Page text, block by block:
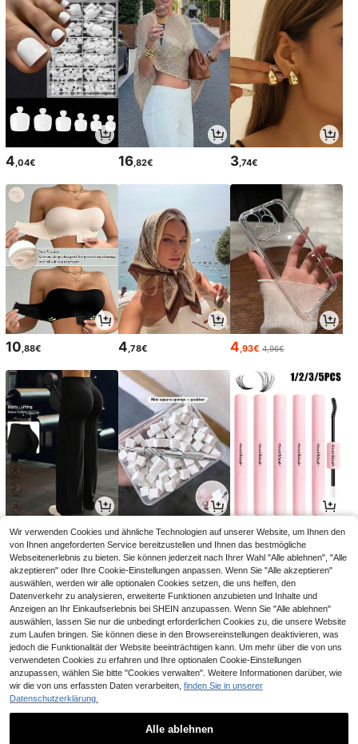
4 ,04€ 16,82€ 3 ,74€
10,88€ 4,78€ 4,93€ 4,96€
11,84€ 2,98€ 3,65€
12
Wir verwenden Cookies und ähnliche Technologien auf unserer Website, um Ihnen den
von Ihnen angeforderten Service bereitzustellen und Ihnen das bestmögliche
Webseitenerlebnis zu bieten. Sie können jederzeit nach Ihrer Wahl "Alle ablehnen", "Alle
akzeptieren" oder Ihre Cookie-Einstellungen anpassen. Wenn Sie "Alle akzeptieren"
auswählen, werden wir alle optionalen Cookies setzen, die uns helfen, den
Datenverkehr zu analysieren, erweiterte Funktionen anzubieten und Inhalte und
Anzeigen an Ihr Einkaufserlebnis bei SHEIN anzupassen. Wenn Sie "Alle ablehnen"
auswählen, lassen Sie nur die unbedingt erforderlichen Cookies zu, die unsere Website
zum Laufen bringen. Sie können diese in den Browsereinstellungen deaktivieren, was
jedoch die Funktionalität der Website beeinträchtigen kann. Um mehr über die von uns
verwendeten Cookies zu erfahren und Ihre optionalen Cookie-Einstellungen
anzupassen, wählen Sie bitte "Cookies verwalten". Weitere Informationen darüber, wie
wir die von uns erfassten Daten verarbeiten, finden Sie in unserer
Datenschutzerklärung.
Alle ablehnen